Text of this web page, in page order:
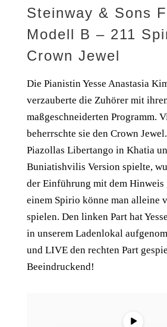
Steinway & Sons
Modell B – 211
Crown Jewel
Die Pianistin Yesse Anastasia
verzauberte die Zuhörer mit
maßgeschneiderten Programm.
beherrschte sie den Crown
Piazollas Libertango in Khatia
Buniatishvilis Version spielte,
der Einführung mit dem Hinweis
einem Spirio könne man alleine
spielen. Den linken Part hat
in unserem Ladenlokal
und LIVE den rechten Part
Beeindruckend!